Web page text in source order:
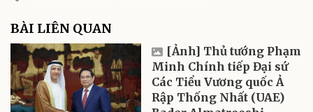
BÀI LIÊN QUAN
[Ảnh] Thủ tướng Phạm
Minh Chính tiếp Đại sứ
Các Tiểu Vương quốc Ả
Rập Thống Nhất (UAE)